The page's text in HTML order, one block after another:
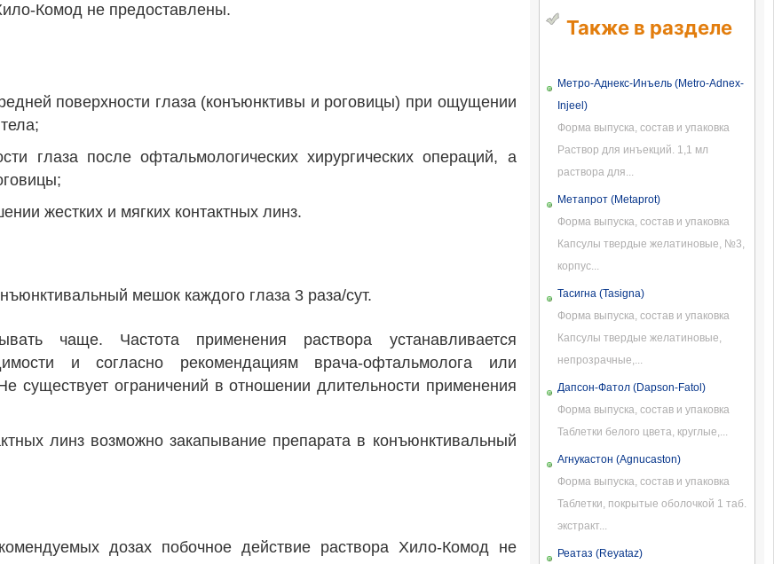
Комод не предоставлены.
поверхности глаза (конъюнктивы и роговицы) при ощущении
глаза после офтальмологических хирургических операций, а
жестких и мягких контактных линз.
мешок каждого глаза 3 раза/сут.
чаще. Частота применения раствора устанавливается
и согласно рекомендациям врача-офтальмолога или
существует ограничений в отношении длительности применения
линз возможно закапывание препарата в конъюнктивальный
дозах побочное действие раствора Хило-Комод не
Также в разделе
Метро-Аднекс-Инъель (Metro-Adnex-
Injeel)
Форма выпуска, состав и упаковка
Раствор для инъекций. 1,1 мл
раствора для...
Метапрот (Metaprot)
Форма выпуска, состав и упаковка
Капсулы твердые желатиновые, №3,
корпус...
Тасигна (Tasigna)
Форма выпуска, состав и упаковка
Капсулы твердые желатиновые,
непрозрачные,...
Дапсон-Фатол (Dapson-Fatol)
Форма выпуска, состав и упаковка
Таблетки белого цвета, круглые,...
Агнукастон (Agnucaston)
Форма выпуска, состав и упаковка
Таблетки, покрытые оболочкой 1 таб.
экстракт...
Реатаз (Reyataz)